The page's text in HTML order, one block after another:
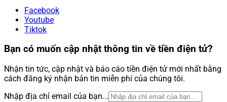
Facebook
Youtube
Tiktok
Bạn có muốn cập nhật thông tin về tiền điện tử?
Nhận tin tức, cập nhật và báo cáo tiền điện tử mới nhất bằng
cách đăng ký nhận bản tin miễn phí của chúng tôi.
Nhập địa chỉ email của bạn...